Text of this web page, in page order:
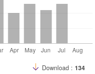
Hadi S. Pengaruh Edukasi
Download : 134